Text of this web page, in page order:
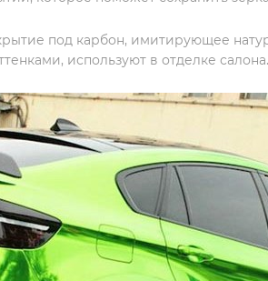
под карбон, имитирующее
используют в отделке салона.